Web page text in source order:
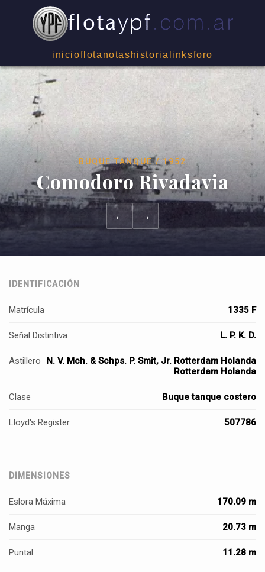
inicioflota notas historia linksforo
BUQUE TANQUE / 1952
Comodoro Rivadavia
← →
IDENTIFICACIÓN
Matrícula 1335 F
Señal Distintiva L. P. K. D.
Astillero
N. V. Mch. & Schps. P. Smit, Jr. Rotterdam Holanda
Rotterdam Holanda
Clase Buque tanque costero
Lloyd's Register 507786
DIMENSIONES
Eslora Máxima 170.09 m
Manga 20.73 m
Puntal 11.28 m